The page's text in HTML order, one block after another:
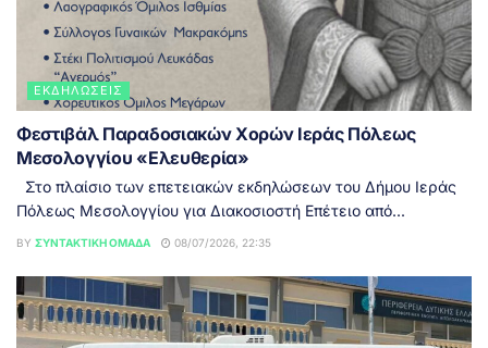
ΕΚΔΗΛΏΣΕΙΣ
Φεστιβάλ Παραδοσιακών Χορών Ιεράς Πόλεως
Μεσολογγίου «Ελευθερία»
Στο πλαίσιο των επετειακών εκδηλώσεων του Δήμου Ιεράς
Πόλεως Μεσολογγίου για Διακοσιοστή Επέτειο από...
BY ΣΥΝΤΑΚΤΙΚΉ ΟΜΆΔΑ 08/07/2026, 22:35